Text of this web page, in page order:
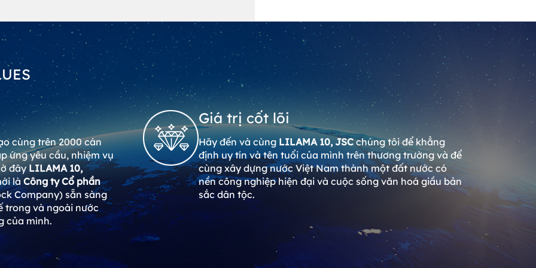
cùng trên 2000 cán
ứng yêu cầu, nhiệm vụ
đây LILAMA 10,
là Công ty Cổ phần
Company) sẵn sàng
trong và ngoài nước
của mình.
Giá trị cốt lõi
Hãy đến và cùng LILAMA 10, JSCchúng tôi để khẳng
định uy tín và tên tuổi của mình trên thương trường và để
cùng xây dựng nước Việt Nam thành một đất nước có
nền công nghiệp hiện đại và cuộc sống văn hoá giầu bản
sắc dân tộc.